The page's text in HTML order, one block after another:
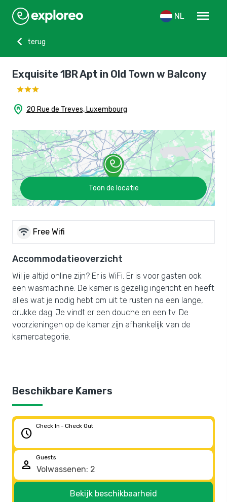
NL
menu
chevron_left
terug
Exquisite 1BR Apt in Old Town w Balcony
home_pin 20 Rue de Treves, Luxembourg
Toon de locatie
wifi Free Wifi
Accommodatieoverzicht
Wil je altijd online zijn? Er is WiFi. Er is voor gasten ook
een wasmachine. De kamer is gezellig ingericht en heeft
alles wat je nodig hebt om uit te rusten na een lange,
drukke dag. Je vindt er een douche en een tv. De
voorzieningen op de kamer zijn afhankelijk van de
kamercategorie.
Beschikbare Kamers
schedule
Check In - Check Out
person
Guests
Bekijk beschikbaarheid